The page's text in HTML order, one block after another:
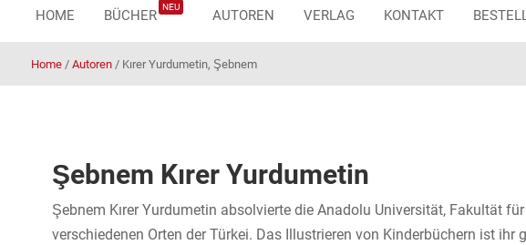
HOME BÜCHER
NEU
AUTOREN VERLAG KONTAKT
Home/ Autoren/ Kırer Yurdumetin, Şebnem
Şebnem Kırer Yurdumetin
Şebnem Kırer Yurdumetin absolvierte die Anadolu Universität, Fakultät
verschiedenen Orten der Türkei. Das Illustrieren von Kinderbüchern ist ihr